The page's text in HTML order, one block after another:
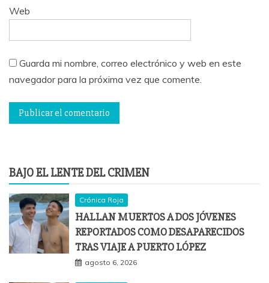
Web
Guarda mi nombre, correo electrónico y web en este
navegador para la próxima vez que comente.
BAJO EL LENTE DEL CRIMEN
Crónica Roja
HALLAN MUERTOS A DOS JÓVENES
REPORTADOS COMO DESAPARECIDOS
TRAS VIAJE A PUERTO LÓPEZ
agosto 6, 2026